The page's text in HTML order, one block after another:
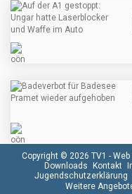
Copyright © 2026 TV1 - Web
Downloads
Kontakt
Jugendschutzerklärung
Weitere